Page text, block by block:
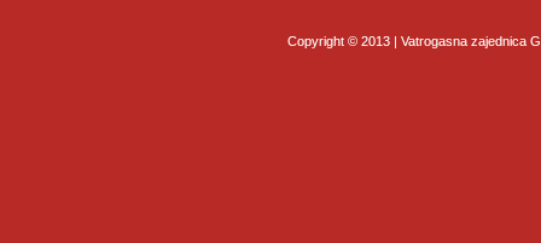
Copyright © 2013 | Vatrogasna zajednica